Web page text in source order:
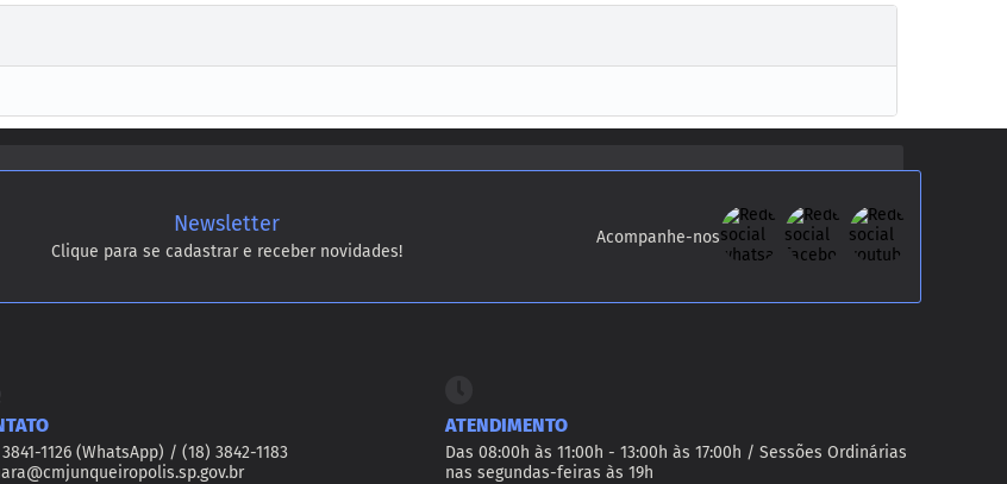
Newsletter
Clique para se cadastrar e receber novidades!
Acompanhe-nos
1126 (WhatsApp) / (18) 3842-1183
ATENDIMENTO
Das 08:00h às 11:00h - 13:00h às 17:00h / Sessões Ordinárias
nas segundas-feiras às 19h